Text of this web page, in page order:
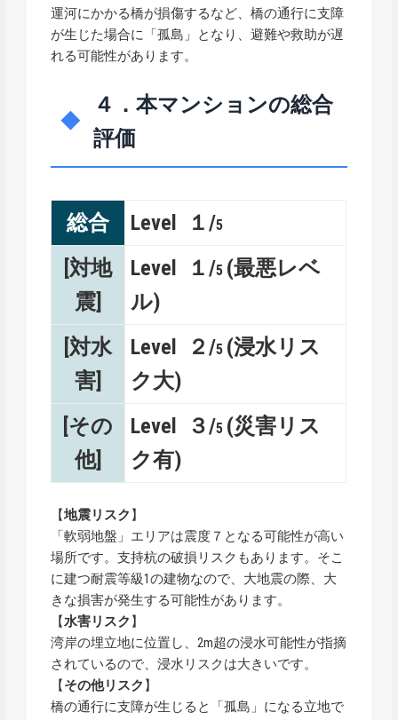
運河にかかる橋が損傷するなど、橋の通行に支障
が生じた場合に「孤島」となり、避難や救助が遅
れる可能性があります。
４．本マンションの総合
評価
総合 Level １/5
[対地
震]
Level １/5 (最悪レベ
ル)
[対水
害]
Level ２/5 (浸水リス
ク大)
[その
他]
Level ３/5 (災害リス
ク有)
【地震リスク 】
「軟弱地盤」エリアは震度７となる可能性が高い
場所です。支持杭の破損リスクもあります。そこ
に建つ耐震等級1の建物なので、大地震の際、大
きな損害が発生する可能性があります。
【水害リスク 】
湾岸の埋立地に位置し、2m超の浸水可能性が指摘
されているので、浸水リスクは大きいです。
【 その他リスク 】
橋の通行に支障が生じると「孤島」になる立地で